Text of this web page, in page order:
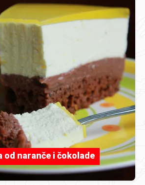
od naranče i čokolade